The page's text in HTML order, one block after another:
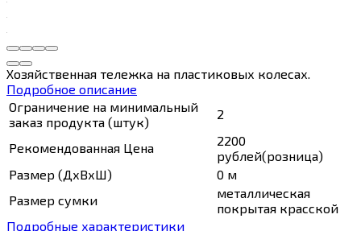
Хозяйственная тележка на пластиковых колесах.
Подробное описание
Ограничение на минимальный
заказ продукта (штук)
2
Рекомендованная Цена
2200
рублей(розница)
Размер (ДхВхШ)
0 м
Размер сумки
металлическая
покрытая красской
Подробные характеристики